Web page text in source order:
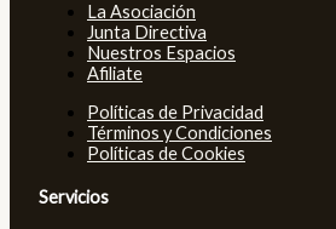
La Asociación
Junta Directiva
Nuestros Espacios
Afiliate
Políticas de Privacidad
Términos y Condiciones
Políticas de Cookies
Servicios